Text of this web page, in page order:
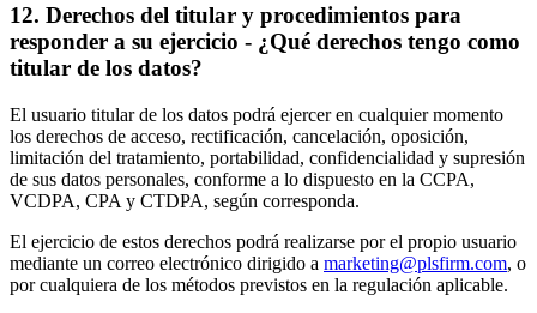
12. Derechos del titular y procedimientos para
responder a su ejercicio - ¿Qué derechos tengo como
titular de los datos?
El usuario titular de los datos podrá ejercer en cualquier momento
los derechos de acceso, rectificación, cancelación, oposición,
limitación del tratamiento, portabilidad, confidencialidad y supresión
de sus datos personales, conforme a lo dispuesto en la CCPA,
VCDPA, CPA y CTDPA, según corresponda.
El ejercicio de estos derechos podrá realizarse por el propio usuario
mediante un correo electrónico dirigido a marketing@plsfirm.com, o
por cualquiera de los métodos previstos en la regulación aplicable.